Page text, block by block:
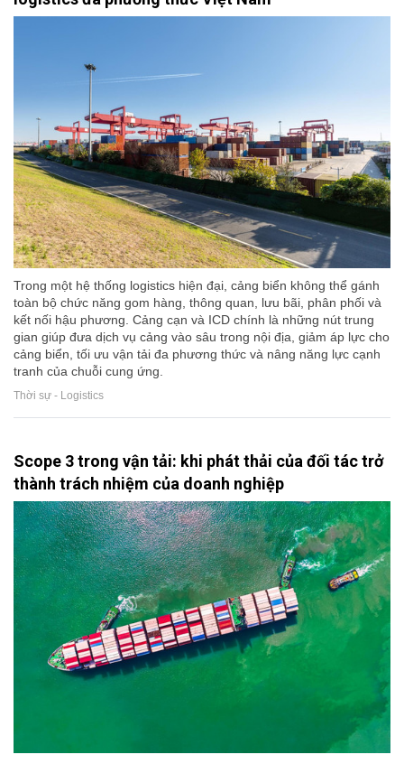
Trong một hệ thống logistics hiện đại, cảng biển không thể gánh
toàn bộ chức năng gom hàng, thông quan, lưu bãi, phân phối và
kết nối hậu phương. Cảng cạn và ICD chính là những nút trung
gian giúp đưa dịch vụ cảng vào sâu trong nội địa, giảm áp lực cho
cảng biển, tối ưu vận tải đa phương thức và nâng năng lực cạnh
tranh của chuỗi cung ứng.
Thời sự - Logistics
Scope 3 trong vận tải: khi phát thải của đối tác trở
thành trách nhiệm của doanh nghiệp